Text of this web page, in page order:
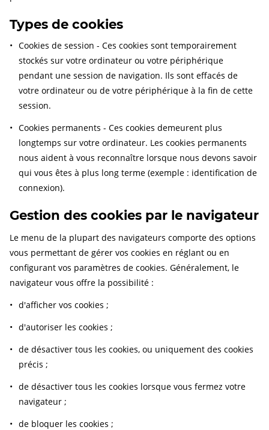
Types de cookies
Cookies de session - Ces cookies sont temporairement
stockés sur votre ordinateur ou votre périphérique
pendant une session de navigation. Ils sont effacés de
votre ordinateur ou de votre périphérique à la fin de cette
session.
Cookies permanents - Ces cookies demeurent plus
longtemps sur votre ordinateur. Les cookies permanents
nous aident à vous reconnaître lorsque nous devons savoir
qui vous êtes à plus long terme (exemple : identification de
connexion).
Gestion des cookies par le navigateur
Le menu de la plupart des navigateurs comporte des options
vous permettant de gérer vos cookies en réglant ou en
configurant vos paramètres de cookies. Généralement, le
navigateur vous offre la possibilité :
d'afficher vos cookies ;
d'autoriser les cookies ;
de désactiver tous les cookies, ou uniquement des cookies
précis ;
de désactiver tous les cookies lorsque vous fermez votre
navigateur ;
de bloquer les cookies ;